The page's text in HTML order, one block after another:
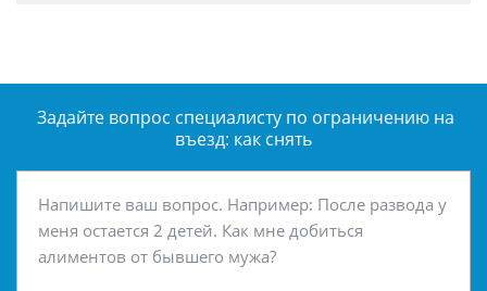
Задайте вопрос специалисту по ограничению на
въезд: как снять